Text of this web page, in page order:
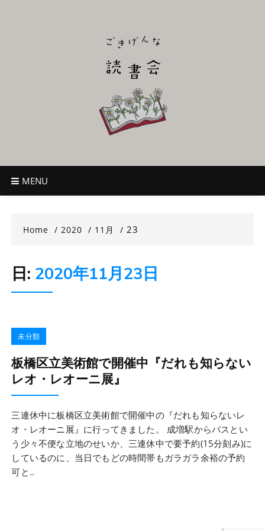
ごきげんな読
~児童書好き主催者によるオールジャンルOK！のんびり読書会~
MENU
Home 2020 11月 23
日: 2020年11月23日
未分類
板橋区立美術館で開催中『だれも知らない
レオ・レオーニ展』
三連休中に板橋区立美術館で開催中の『だれも知らないレ
オ・レオーニ展』に行ってきました。 成増駅からバスとい
う少々不便な立地のせいか、三連休中で要予約(15分刻み)に
しているのに、当日でもどの時間帯もガラガラ余裕の予約
可と..